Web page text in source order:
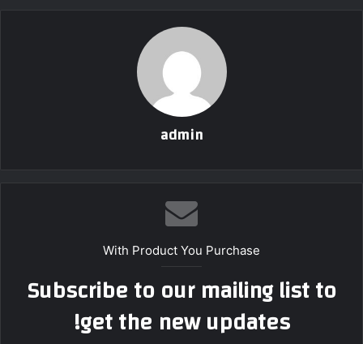
admin
With Product You Purchase
Subscribe to our mailing list to
get the new updates!